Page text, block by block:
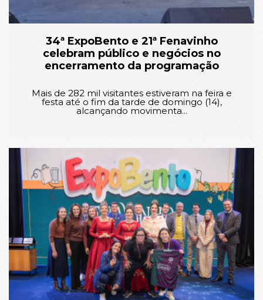
34ª ExpoBento e 21ª Fenavinho
celebram público e negócios no
encerramento da programação
Mais de 282 mil visitantes estiveram na feira e
festa até o fim da tarde de domingo (14),
alcançando movimenta...